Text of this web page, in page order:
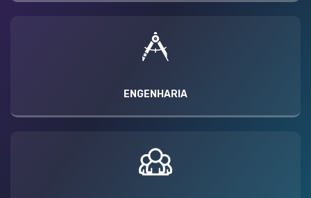
ENGENHARIA